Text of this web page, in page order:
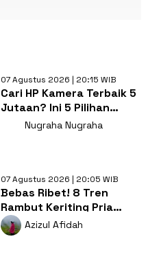
07 Agustus 2026 | 20:15 WIB
Cari HP Kamera Terbaik 5
Jutaan? Ini 5 Pilihan
dengan Foto Paling Tajam
Nugraha Nugraha
07 Agustus 2026 | 20:05 WIB
Bebas Ribet! 8 Tren
Rambut Keriting Pria
untuk Wajah Kotak yang
Gampang Ditata
Azizul Afidah